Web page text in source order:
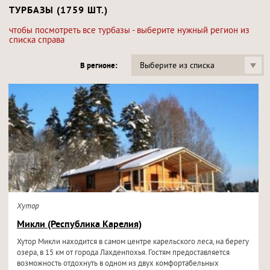
ТУРБАЗЫ (1759 ШТ.)
чтобы посмотреть все турбазы - выберите нужный регион из
списка справа
В регионе: Выберите из списка
Хутор
Микли (Республика Карелия)
Хутор Микли находится в самом центре карельского леса, на берегу
озера, в 15 км от города Лахденпохья. Гостям предоставляется
возможность отдохнуть в одном из двух комфортабельных